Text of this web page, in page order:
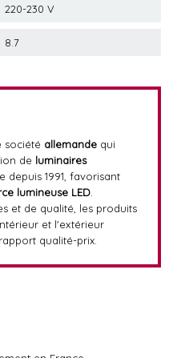
220-230 V
8.7
société allemandequi
de luminaires
depuis 1991, favorisant
lumineuse LED.
et de qualité, les produits
et l'extérieur
qualité-prix.